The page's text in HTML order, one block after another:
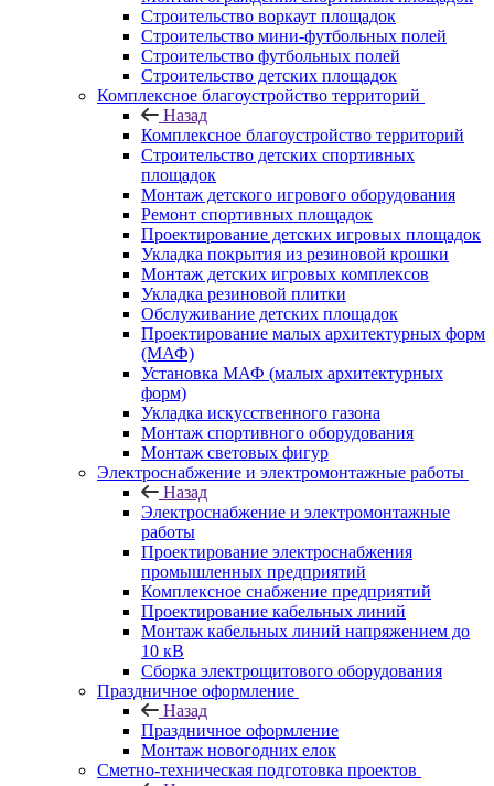
Строительство воркаут площадок
Строительство мини-футбольных полей
Строительство футбольных полей
Строительство детских площадок
Комплексное благоустройство территорий
Назад
Комплексное благоустройство территорий
Строительство детских спортивных
площадок
Монтаж детского игрового оборудования
Ремонт спортивных площадок
Проектирование детских игровых площадок
Укладка покрытия из резиновой крошки
Монтаж детских игровых комплексов
Укладка резиновой плитки
Обслуживание детских площадок
Проектирование малых архитектурных форм
(МАФ)
Установка МАФ (малых архитектурных
форм)
Укладка искусственного газона
Монтаж спортивного оборудования
Монтаж световых фигур
Электроснабжение и электромонтажные работы
Назад
Электроснабжение и электромонтажные
работы
Проектирование электроснабжения
промышленных предприятий
Комплексное снабжение предприятий
Проектирование кабельных линий
Монтаж кабельных линий напряжением до
10 кВ
Сборка электрощитового оборудования
Праздничное оформление
Назад
Праздничное оформление
Монтаж новогодних елок
Сметно-техническая подготовка проектов